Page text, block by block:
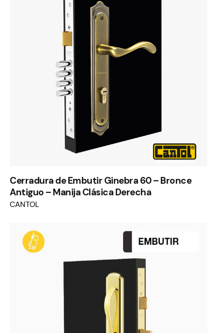
Cerradura de Embutir Ginebra 60 – Bronce
Antiguo – Manija Clásica Derecha
CANTOL